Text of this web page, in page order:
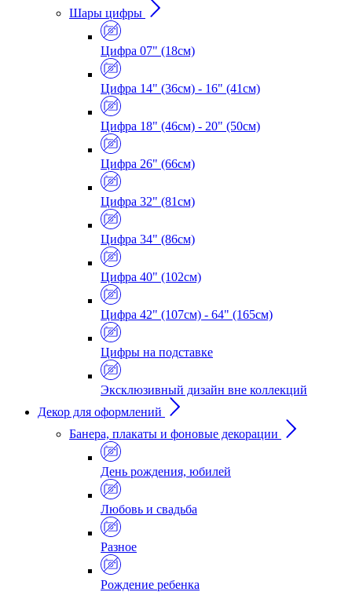
Шары цифры
Цифра 07" (18см)
Цифра 14" (36см) - 16" (41см)
Цифра 18" (46см) - 20" (50см)
Цифра 26" (66см)
Цифра 32" (81см)
Цифра 34" (86см)
Цифра 40" (102см)
Цифра 42" (107см) - 64" (165см)
Цифры на подставке
Эксклюзивный дизайн вне коллекций
Декор для оформлений
Банера, плакаты и фоновые декорации
День рождения, юбилей
Любовь и свадьба
Разное
Рождение ребенка